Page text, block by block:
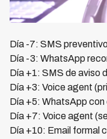
Día -7: SMS
Día -3: WhatsApp
Día +1: SMS de aviso
Día +3: Voice agent
Día +5: WhatsApp
Día +7: Voice agent
Día +10: Email formal